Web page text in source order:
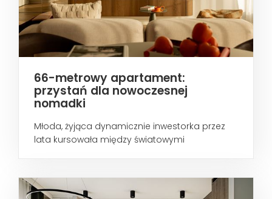
66-metrowy apartament:
przystań dla nowoczesnej
nomadki
Młoda, żyjąca dynamicznie inwestorka przez
lata kursowała między światowymi